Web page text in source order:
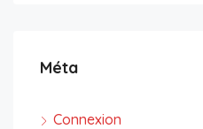
Méta
Connexion